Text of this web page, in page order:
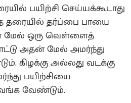
பயிற்சி செய்யக்கூடாது
தரையில் தர்ப்பை பாயை
மேல் ஒரு வெள்ளைத்
அதன் மேல் அமர்ந்து
கிழக்கு அல்லது வடக்கு
பயிற்சியை
வேண்டும்.